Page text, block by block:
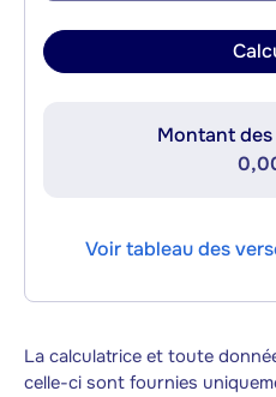
Montant
Voir tableau des
La calculatrice et toute
celle-ci sont fournies